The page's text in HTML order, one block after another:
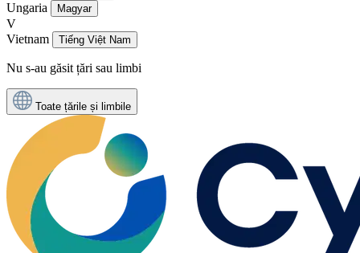
Ungaria Magyar
V
Vietnam
Tiếng Việt Nam
Nu s-au găsit țări sau limbi
Toate țările și limbile